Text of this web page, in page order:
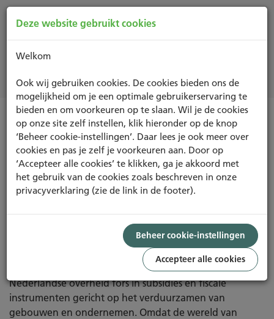
Nieuws
Nieuwsoverzicht
Whitepaper Subsidiekansen voor
het verduurzamen van gebouwen
2026
Met het oog op het behalen van de energie- en
klimaatdoelstellingen voor 2030 en 2050 investeert de
Nederlandse overheid fors in subsidies en fiscale
instrumenten gericht op het verduurzamen van
gebouwen en ondernemen. Omdat de wereld van
Deze website gebruikt cookies
Welkom
Ook wij gebruiken cookies. De cookies bieden ons de
mogelijkheid om je een optimale gebruikerservaring te
bieden en om voorkeuren op te slaan. Wil je de cookies
op onze site zelf instellen, klik hieronder op de knop
‘Beheer cookie-instellingen’. Daar lees je ook meer over
cookies en pas je zelf je voorkeuren aan. Door op
‘Accepteer alle cookies’ te klikken, ga je akkoord met
het gebruik van de cookies zoals beschreven in onze
privacyverklaring (zie de link in de footer).
Beheer cookie-instellingen
Accepteer alle cookies